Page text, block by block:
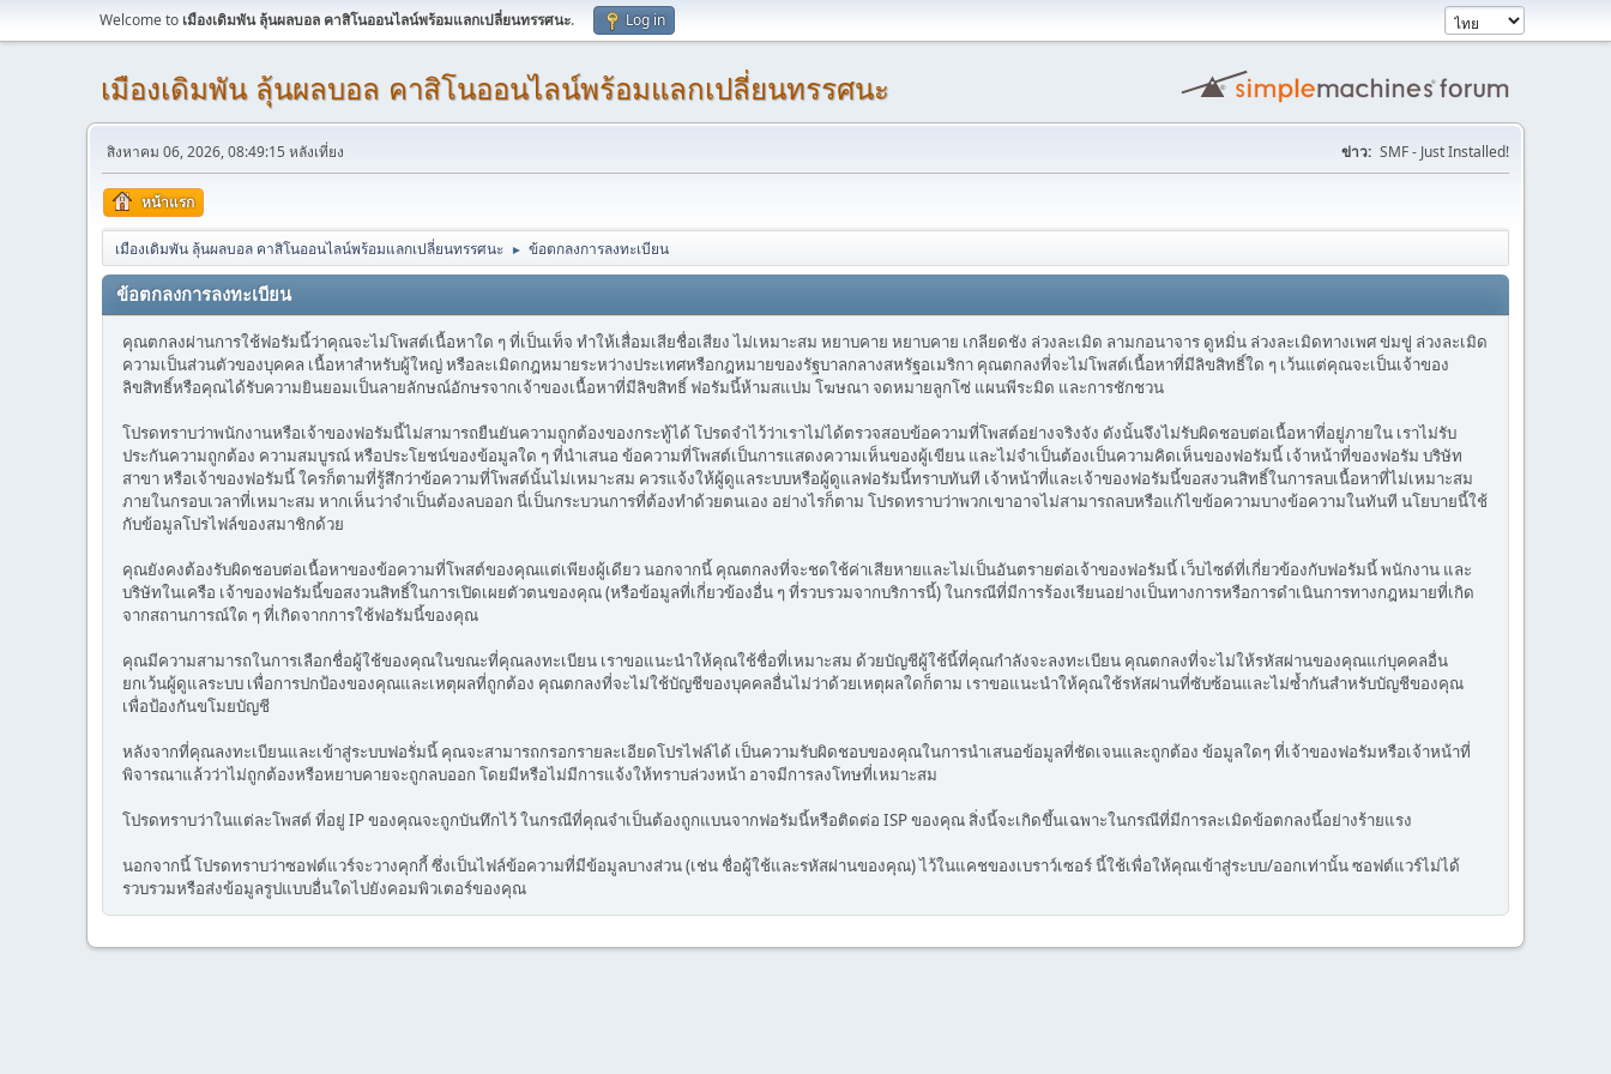
Welcome to เมืองเดิมพัน ลุ้นผลบอล คาสิโนออนไลน์พร้อมแลกเปลี่ยนทรรศนะ. Log in
เมืองเดิมพัน ลุ้นผลบอล คาสิโนออนไลน์พร้อมแลกเปลี่ยนทรรศนะ
สิงหาคม 06, 2026, 08:49:15 หลังเที่ยง ข่าว: SMF - Just Installed!
หน้าแรก
เมืองเดิมพัน ลุ้นผลบอล คาสิโนออนไลน์พร้อมแลกเปลี่ยนทรรศนะ ► ข้อตกลงการลงทะเบียน
ข้อตกลงการลงทะเบียน
คุณตกลงผ่านการใช้ฟอรัมนี้ว่าคุณจะไม่โพสต์เนื้อหาใด ๆ ที่เป็นเท็จ ทำให้เสื่อมเสียชื่อเสียง ไม่เหมาะสม หยาบคาย หยาบคาย เกลียดชัง ล่วงละเมิด ลามกอนาจาร ดูหมิ่น ล่วงละเมิดทางเพศ ข่มขู่ ล่วงละเมิด
ความเป็นส่วนตัวของบุคคล เนื้อหาสำหรับผู้ใหญ่ หรือละเมิดกฎหมายระหว่างประเทศหรือกฎหมายของรัฐบาลกลางสหรัฐอเมริกา คุณตกลงที่จะไม่โพสต์เนื้อหาที่มีลิขสิทธิ์ใด ๆ เว้นแต่คุณจะเป็นเจ้าของ
ลิขสิทธิ์หรือคุณได้รับความยินยอมเป็นลายลักษณ์อักษรจากเจ้าของเนื้อหาที่มีลิขสิทธิ์ ฟอรัมนี้ห้ามสแปม โฆษณา จดหมายลูกโซ่ แผนพีระมิด และการชักชวน
โปรดทราบว่าพนักงานหรือเจ้าของฟอรัมนี้ไม่สามารถยืนยันความถูกต้องของกระทู้ได้ โปรดจำไว้ว่าเราไม่ได้ตรวจสอบข้อความที่โพสต์อย่างจริงจัง ดังนั้นจึงไม่รับผิดชอบต่อเนื้อหาที่อยู่ภายใน เราไม่รับ
ประกันความถูกต้อง ความสมบูรณ์ หรือประโยชน์ของข้อมูลใด ๆ ที่นำเสนอ ข้อความที่โพสต์เป็นการแสดงความเห็นของผู้เขียน และไม่จำเป็นต้องเป็นความคิดเห็นของฟอรัมนี้ เจ้าหน้าที่ของฟอรัม บริษัท
สาขา หรือเจ้าของฟอรัมนี้ ใครก็ตามที่รู้สึกว่าข้อความที่โพสต์นั้นไม่เหมาะสม ควรแจ้งให้ผู้ดูแลระบบหรือผู้ดูแลฟอรัมนี้ทราบทันที เจ้าหน้าที่และเจ้าของฟอรัมนี้ขอสงวนสิทธิ์ในการลบเนื้อหาที่ไม่เหมาะสม
ภายในกรอบเวลาที่เหมาะสม หากเห็นว่าจำเป็นต้องลบออก นี่เป็นกระบวนการที่ต้องทำด้วยตนเอง อย่างไรก็ตาม โปรดทราบว่าพวกเขาอาจไม่สามารถลบหรือแก้ไขข้อความบางข้อความในทันที นโยบายนี้ใช้
กับข้อมูลโปรไฟล์ของสมาชิกด้วย
คุณยังคงต้องรับผิดชอบต่อเนื้อหาของข้อความที่โพสต์ของคุณแต่เพียงผู้เดียว นอกจากนี้ คุณตกลงที่จะชดใช้ค่าเสียหายและไม่เป็นอันตรายต่อเจ้าของฟอรัมนี้ เว็บไซต์ที่เกี่ยวข้องกับฟอรัมนี้ พนักงาน และ
บริษัทในเครือ เจ้าของฟอรัมนี้ขอสงวนสิทธิ์ในการเปิดเผยตัวตนของคุณ (หรือข้อมูลที่เกี่ยวข้องอื่น ๆ ที่รวบรวมจากบริการนี้) ในกรณีที่มีการร้องเรียนอย่างเป็นทางการหรือการดำเนินการทางกฎหมายที่เกิด
จากสถานการณ์ใด ๆ ที่เกิดจากการใช้ฟอรัมนี้ของคุณ
คุณมีความสามารถในการเลือกชื่อผู้ใช้ของคุณในขณะที่คุณลงทะเบียน เราขอแนะนำให้คุณใช้ชื่อที่เหมาะสม ด้วยบัญชีผู้ใช้นี้ที่คุณกำลังจะลงทะเบียน คุณตกลงที่จะไม่ให้รหัสผ่านของคุณแก่บุคคลอื่น
ยกเว้นผู้ดูแลระบบ เพื่อการปกป้องของคุณและเหตุผลที่ถูกต้อง คุณตกลงที่จะไม่ใช้บัญชีของบุคคลอื่นไม่ว่าด้วยเหตุผลใดก็ตาม เราขอแนะนำให้คุณใช้รหัสผ่านที่ซับซ้อนและไม่ซ้ำกันสำหรับบัญชีของคุณ
เพื่อป้องกันขโมยบัญชี
หลังจากที่คุณลงทะเบียนและเข้าสู่ระบบฟอรั่มนี้ คุณจะสามารถกรอกรายละเอียดโปรไฟล์ได้ เป็นความรับผิดชอบของคุณในการนำเสนอข้อมูลที่ชัดเจนและถูกต้อง ข้อมูลใดๆ ที่เจ้าของฟอรัมหรือเจ้าหน้าที่
พิจารณาแล้วว่าไม่ถูกต้องหรือหยาบคายจะถูกลบออก โดยมีหรือไม่มีการแจ้งให้ทราบล่วงหน้า อาจมีการลงโทษที่เหมาะสม
โปรดทราบว่าในแต่ละโพสต์ ที่อยู่ IP ของคุณจะถูกบันทึกไว้ ในกรณีที่คุณจำเป็นต้องถูกแบนจากฟอรัมนี้หรือติดต่อ ISP ของคุณ สิ่งนี้จะเกิดขึ้นเฉพาะในกรณีที่มีการละเมิดข้อตกลงนี้อย่างร้ายแรง
นอกจากนี้ โปรดทราบว่าซอฟต์แวร์จะวางคุกกี้ ซึ่งเป็นไฟล์ข้อความที่มีข้อมูลบางส่วน (เช่น ชื่อผู้ใช้และรหัสผ่านของคุณ) ไว้ในแคชของเบราว์เซอร์ นี้ใช้เพื่อให้คุณเข้าสู่ระบบ/ออกเท่านั้น ซอฟต์แวร์ไม่ได้
รวบรวมหรือส่งข้อมูลรูปแบบอื่นใดไปยังคอมพิวเตอร์ของคุณ